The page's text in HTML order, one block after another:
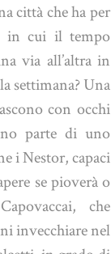
città che ha per
in cui il tempo
via all’altra in
settimana? Una
con occhi
parte di uno
i Nestor, capaci
se pioverà o
che
invecchiare nel